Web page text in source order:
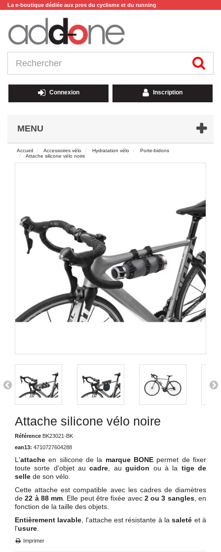
La e-boutique dédiée aux pros du cyclisme et du running
Connexion Inscription
MENU
Accueil Accessoires vélo Hydratation vélo
Porte-bidons
Attache silicone vélo noire
Attache silicone vélo noire
Référence BK23021-BK
ean13: 4710727604288
L'attacheen silicone de la marque BONE permet de fixer
toute sorte d'objet aucadre , auguidon ou à la tige de
selle de son vélo.
Cette attache est compatible avec les cadres de diamètres
de22 à 88 mm . Elle peut être fixée avec 2 ou 3 sangles, en
fonction de la taille des objets.
Entièrement lavable , l'attache est résistante à lasaleté et à
l'usure
Imprimer